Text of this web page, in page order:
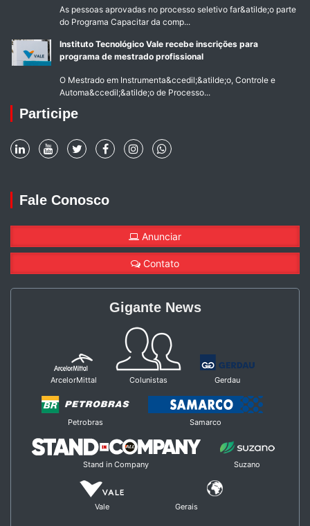
As pessoas aprovadas no processo seletivo far&atilde;o parte
do Programa Capacitar da comp...
Instituto Tecnológico Vale recebe inscrições para
programa de mestrado profissional
O Mestrado em Instrumenta&ccedil;&atilde;o, Controle e
Automa&ccedil;&atilde;o de Processo...
Participe
Fale Conosco
Anunciar
Contato
Gigante News
ArcelorMittal Colunistas Gerdau
Petrobras Samarco
Stand in Company Suzano
Vale Gerais